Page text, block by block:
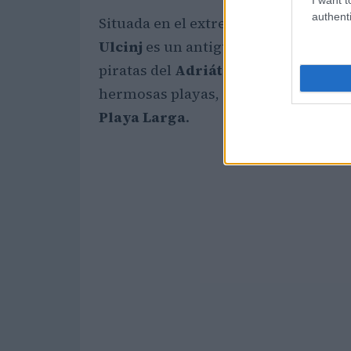
Situada en el extremo sur de
Ulcinj es un antiguo puerto
piratas del Adriático
. Hoy en día,
hermosas playas, entre las que
Playa Larga.